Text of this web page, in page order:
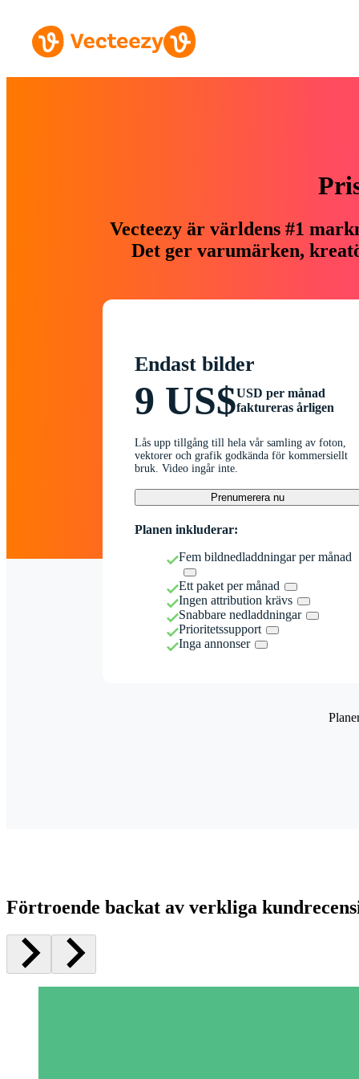
Vecteezy är världens #1
Det ger varumärken,
Endast bilder
9 US$USD per månad
faktureras årligen
Lås upp tillgång till hela vår samling av foton,
vektorer och grafik godkända för kommersiellt
bruk. Video ingår inte.
Prenumerera nu
Planen inkluderar:
Fem bildnedladdningar per månad
Ett paket per månad
Ingen attribution krävs
Snabbare nedladdningar
Prioritetssupport
Inga annonser
Förtroende backat av verkliga